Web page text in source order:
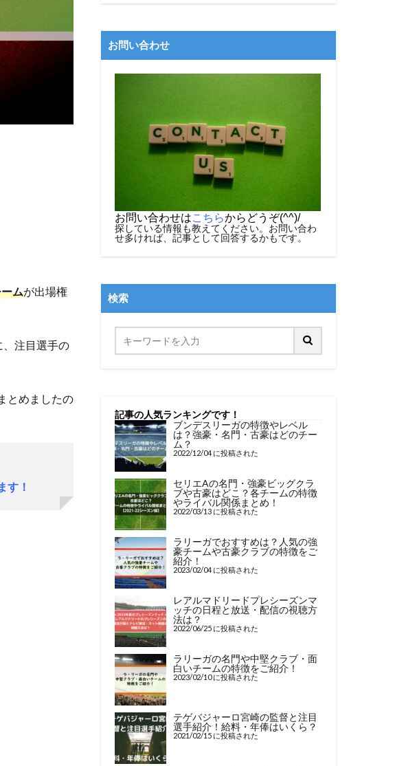
ムが出場権
、注目選手の
とめましたの
す！
お問い合わせ
お問い合わせはこちらからどうぞ(^^)/
探している情報も教えてください。お問い合わ
せ多ければ、記事として回答するかもです。
検索
記事の人気ランキングです！
ブンデスリーガの特徴やレベル
は？強豪・名門・古豪はどのチー
ム？
2022/12/04 に投稿された
セリエAの名門・強豪ビッグクラ
ブや古豪はどこ？各チームの特徴
やライバル関係まとめ！
2022/03/13 に投稿された
ラリーガでおすすめは？人気の強
豪チームや古豪クラブの特徴をご
紹介！
2023/02/04 に投稿された
レアルマドリードプレシーズンマ
ッチの日程と放送・配信の視聴方
法は？
2022/06/25 に投稿された
ラリーガの名門や中堅クラブ・面
白いチームの特徴をご紹介！
2023/02/10 に投稿された
テゲバジャーロ宮崎の監督と注目
選手紹介！給料・年俸はいくら？
2021/02/15 に投稿された